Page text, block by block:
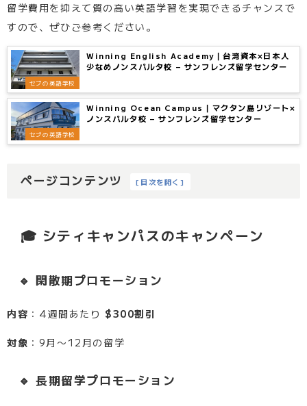
留学費用を抑えて質の高い英語学習を実現できるチャンスで
すので、ぜひご参考ください。
セブの英語学校
Winning English Academy｜台湾資本×日本人
少なめノンスパルタ校 – サンフレンズ留学センター
セブの英語学校
Winning Ocean Campus｜マクタン島リゾート×
ノンスパルタ校 – サンフレンズ留学センター
ページコンテンツ [ 目次を開く]
🎓 シティキャンパスのキャンペーン
🔹 閑散期プロモーション
内容 ：4週間あたり $300割引
対象 ：9月〜12月の留学
🔹 長期留学プロモーション